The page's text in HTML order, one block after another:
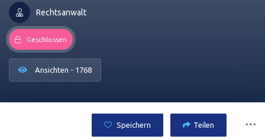
Rechtsanwalt
Geschlossen
Ansichten - 1768
Speichern Teilen